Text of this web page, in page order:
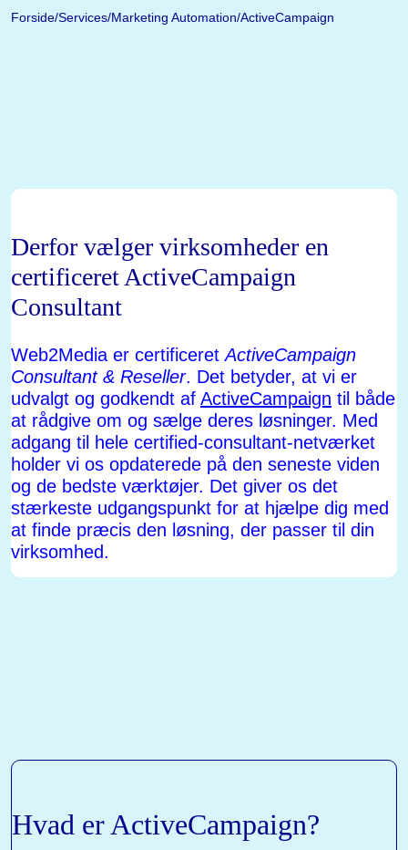
Forside Services Marketing Automation ActiveCampaign
Derfor vælger virksomheder en
certificeret ActiveCampaign
Consultant
Web2Media er certificeretActiveCampaign
Consultant & Reseller. Det betyder, at vi er
udvalgt og godkendt af ActiveCampaign til både
at rådgive om og sælge deres løsninger. Med
adgang til hele certified-consultant-netværket
holder vi os opdaterede på den seneste viden
og de bedste værktøjer. Det giver os det
stærkeste udgangspunkt for at hjælpe dig med
at finde præcis den løsning, der passer til din
virksomhed.
Hvad er ActiveCampaign?